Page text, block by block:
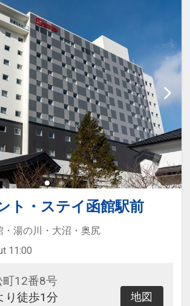
ト・ステイ函館駅前
・湯の川・大沼・奥尻
11:00
町12番8号
り徒歩1分
地図